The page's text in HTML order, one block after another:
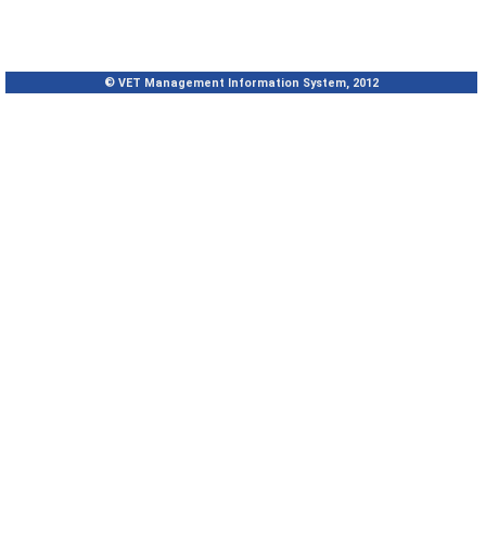
© VET Management Information System, 2012